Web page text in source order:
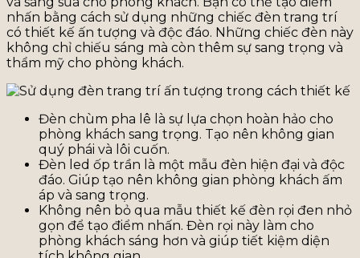
nhấn bằng cách sử dụng những chiếc đèn trang trí
có thiết kế ấn tượng và độc đáo. Những chiếc đèn này
không chỉ chiếu sáng mà còn thêm sự sang trọng và
thẩm mỹ cho phòng khách.
Đèn chùm pha lê là sự lựa chọn hoàn hảo cho
phòng khách sang trọng. Tạo nên không gian
quý phái và lôi cuốn.
Đèn led ốp trần là một mẫu đèn hiện đại và độc
đáo. Giúp tạo nên không gian phòng khách ấm
áp và sang trọng.
Không nên bỏ qua mẫu thiết kế đèn rọi đen nhỏ
gọn để tạo điểm nhấn. Đèn rọi này làm cho
phòng khách sáng hơn và giúp tiết kiệm diện